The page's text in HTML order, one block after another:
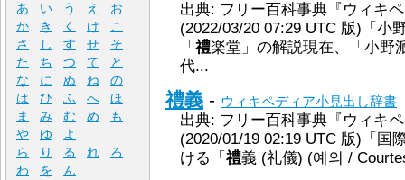
出典: フリー百科事典『ウィキ
(2022/03/20 07:29 UTC 版)「小
「禮楽堂」の解説現在、「小野
代...
禮義 - ウィキペディア小見出し辞書
出典: フリー百科事典『ウィキ
(2020/01/19 02:19 UTC 版)「国
ける「禮義 (礼儀) (예의 /
あ い う え
お
か
き く け
こ
さ
し す せ
そ
た
ち つ て
と
な
に ぬ ね
の
は
ひ ふ へ
ほ
ま
み む め
も
や
ゆ
よ
ら
り る れ
ろ
わ
を
ん